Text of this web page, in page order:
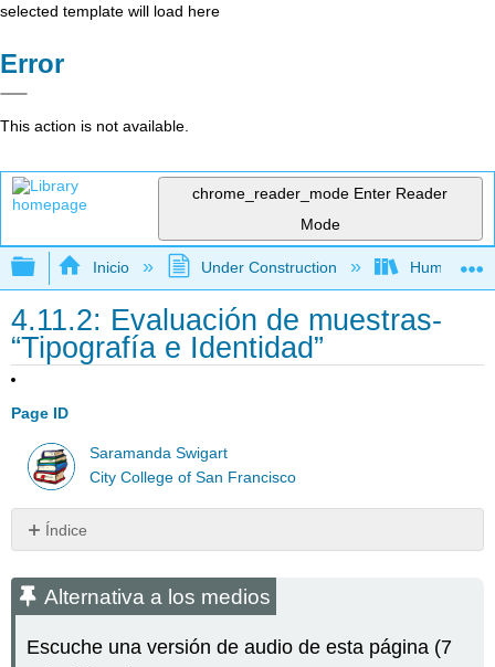
selected template will load here
Error
This action is not available.
chrome_reader_mode Enter Reader
Mode
Expandir/contraer jerarquía global
Inicio Under Construction
4.11.2: Evaluación de muestras-
“Tipografía e Identidad”
Page ID
Saramanda Swigart
City College of San Francisco
Índice
a
los
Tipografía
Alternativa a los medios
Escuche una versión de audio de esta página (7